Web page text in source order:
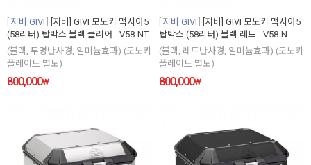
지비 GIVI
[지비] GIVI 모노키 맥시아5
(58리터) 탑박스 블랙 클리어 - V58-NT
(블랙, 투명반사경, 알미늄효과) (모노키
플레이트 별도)
800,000₩
지비 GIVI
[지비] GIVI 모노키 맥시아5
탑박스 (58리터) 블랙 레드 - V58-N
(블랙, 레드반사경, 알미늄효과) (모노키
플레이트 별도)
800,000₩